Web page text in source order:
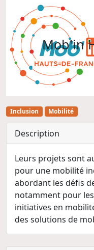
Mob'in
Inclusion Mobilité
Description
Leurs projets sont
pour une mobilité
abordant les défis
notamment pour
initiatives en
des solutions de